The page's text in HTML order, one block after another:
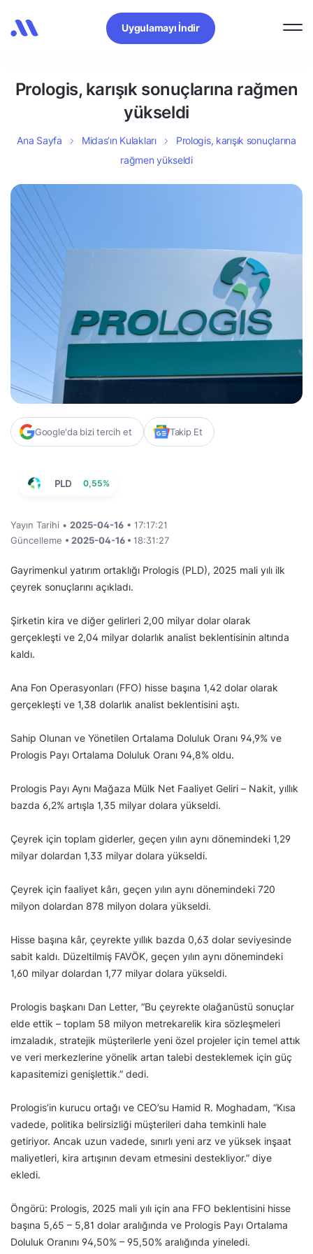
Uygulamayı İndir
Prologis, karışık sonuçlarına rağmen
yükseldi
Ana Sayfa Midas’ın Kulakları
Prologis, karışık sonuçlarına
rağmen yükseldi
Google'da bizi tercih et Takip Et
PLD 0,55%
Yayın Tarihi • 2025-04-16 • 17:17:21
Güncelleme • 2025-04-16 • 18:31:27
Gayrimenkul yatırım ortaklığı Prologis (PLD), 2025 mali yılı ilk
çeyrek sonuçlarını açıkladı.
Şirketin kira ve diğer gelirleri 2,00 milyar dolar olarak
gerçekleşti ve 2,04 milyar dolarlık analist beklentisinin altında
kaldı.
Ana Fon Operasyonları (FFO) hisse başına 1,42 dolar olarak
gerçekleşti ve 1,38 dolarlık analist beklentisini aştı.
Sahip Olunan ve Yönetilen Ortalama Doluluk Oranı 94,9% ve
Prologis Payı Ortalama Doluluk Oranı 94,8% oldu.
Prologis Payı Aynı Mağaza Mülk Net Faaliyet Geliri – Nakit, yıllık
bazda 6,2% artışla 1,35 milyar dolara yükseldi.
Çeyrek için toplam giderler, geçen yılın aynı dönemindeki 1,29
milyar dolardan 1,33 milyar dolara yükseldi.
Çeyrek için faaliyet kârı, geçen yılın aynı dönemindeki 720
milyon dolardan 878 milyon dolara yükseldi.
Hisse başına kâr, çeyrekte yıllık bazda 0,63 dolar seviyesinde
sabit kaldı. Düzeltilmiş FAVÖK, geçen yılın aynı dönemindeki
1,60 milyar dolardan 1,77 milyar dolara yükseldi.
Prologis başkanı Dan Letter, “Bu çeyrekte olağanüstü sonuçlar
elde ettik – toplam 58 milyon metrekarelik kira sözleşmeleri
imzaladık, stratejik müşterilerle yeni özel projeler için temel attık
ve veri merkezlerine yönelik artan talebi desteklemek için güç
kapasitemizi genişlettik.” dedi.
Prologis’in kurucu ortağı ve CEO’su Hamid R. Moghadam, “Kısa
vadede, politika belirsizliği müşterileri daha temkinli hale
getiriyor. Ancak uzun vadede, sınırlı yeni arz ve yüksek inşaat
maliyetleri, kira artışının devam etmesini destekliyor.” diye
ekledi.
Öngörü: Prologis, 2025 mali yılı için ana FFO beklentisini hisse
başına 5,65 – 5,81 dolar aralığında ve Prologis Payı Ortalama
Doluluk Oranını 94,50% – 95,50% aralığında yineledi.